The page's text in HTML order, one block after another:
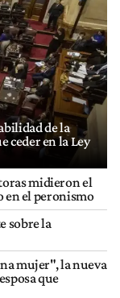
de la
ceder en la Ley
midieron el
en el peronismo
sobre la
mujer", la nueva
que